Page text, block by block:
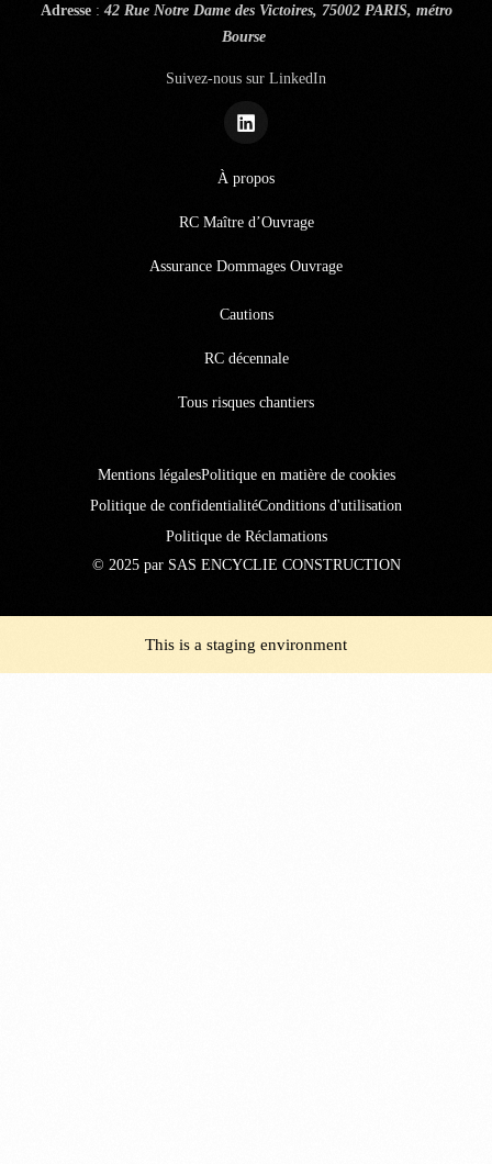
Adresse: 42 Rue Notre Dame des Victoires, 75002 PARIS, métro
Bourse
Suivez-nous sur LinkedIn
À propos
RC Maître d’Ouvrage
Assurance Dommages Ouvrage
Cautions
RC décennale
Tous risques chantiers
© 2025 par SAS ENCYCLIE CONSTRUCTION
Mentions légalesPolitique en matière de cookies
Politique de confidentialitéConditions d'utilisation
Politique de Réclamations
This is a staging environment